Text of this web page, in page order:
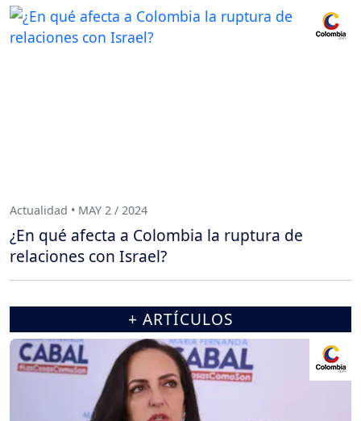
Actualidad • MAY 2 / 2024
¿En qué afecta a Colombia la ruptura de
relaciones con Israel?
+ ARTÍCULOS